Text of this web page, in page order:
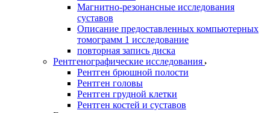
Магнитно-резонансные исследования
суставов
Описание предоставленных компьютерных
томограмм 1 исследование
повторная запись диска
Рентгенографические исследования
Рентген брюшной полости
Рентген головы
Рентген грудной клетки
Рентген костей и суставов